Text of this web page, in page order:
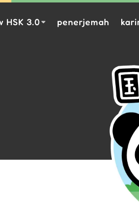
HSK 3.0 penerjemah